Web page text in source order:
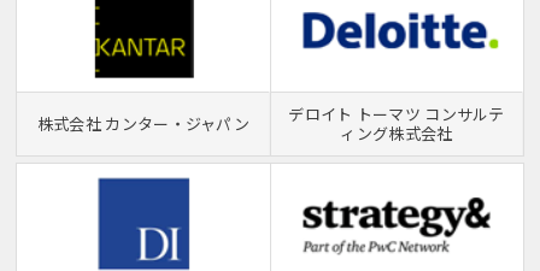
株式会社 カンター・ジャパン
デロイト トーマツ コンサルテ
ィング株式会社